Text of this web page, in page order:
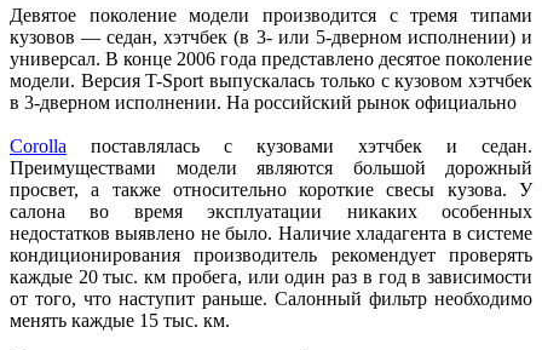
Девятое поколение модели производится с тремя типами
кузовов — седан, хэтчбек (в 3- или 5-дверном исполнении) и
универсал. В конце 2006 года представлено десятое поколение
модели. Версия T-Sport выпускалась только с кузовом хэтчбек
в 3-дверном исполнении. На российский рынок официально
Corolla поставлялась с кузовами хэтчбек и седан.
Преимуществами модели являются большой дорожный
просвет, а также относительно короткие свесы кузова. У
салона во время эксплуатации никаких особенных
недостатков выявлено не было. Наличие хладагента в системе
кондиционирования производитель рекомендует проверять
каждые 20 тыс. км пробега, или один раз в год в зависимости
от того, что наступит раньше. Салонный фильтр необходимо
менять каждые 15 тыс. км.